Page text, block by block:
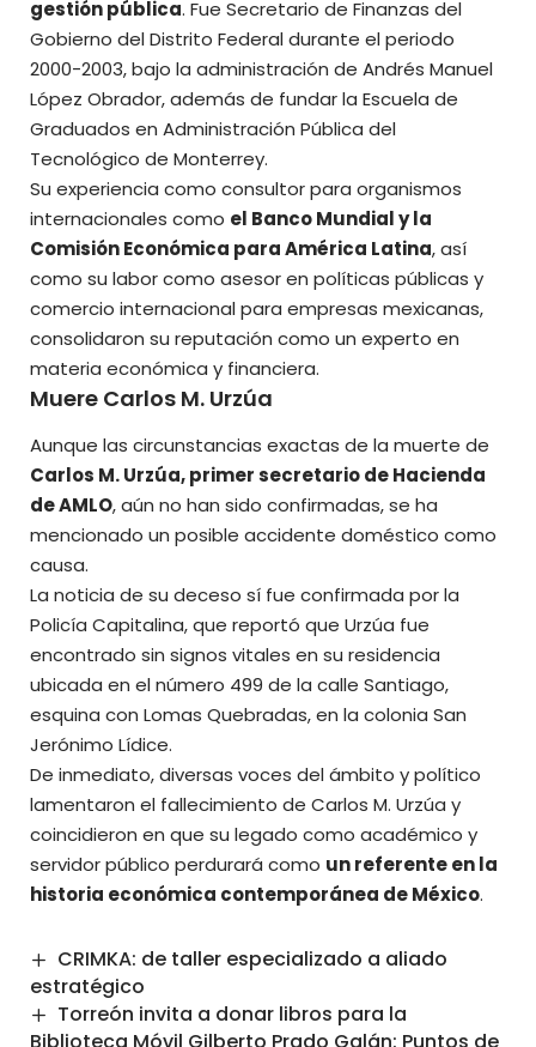
gestión pública. Fue Secretario de Finanzas del
Gobierno del Distrito Federal durante el periodo
2000-2003, bajo la administración de Andrés Manuel
López Obrador, además de fundar la Escuela de
Graduados en Administración Pública del
Tecnológico de Monterrey.
Su experiencia como consultor para organismos
internacionales como el Banco Mundial y la
Comisión Económica para América Latina, así
como su labor como asesor en políticas públicas y
comercio internacional para empresas mexicanas,
consolidaron su reputación como un experto en
materia económica y financiera.
Muere Carlos M. Urzúa
Aunque las circunstancias exactas de la muerte de
Carlos M. Urzúa, primer secretario de Hacienda
de AMLO, aún no han sido confirmadas, se ha
mencionado un posible accidente doméstico como
causa.
La noticia de su deceso sí fue confirmada por la
Policía Capitalina, que reportó que Urzúa fue
encontrado sin signos vitales en su residencia
ubicada en el número 499 de la calle Santiago,
esquina con Lomas Quebradas, en la colonia San
Jerónimo Lídice.
De inmediato, diversas voces del ámbito y político
lamentaron el fallecimiento de Carlos M. Urzúa y
coincidieron en que su legado como académico y
servidor público perdurará como un referente en la
historia económica contemporánea de México.
CRIMKA: de taller especializado a aliado
estratégico
Torreón invita a donar libros para la